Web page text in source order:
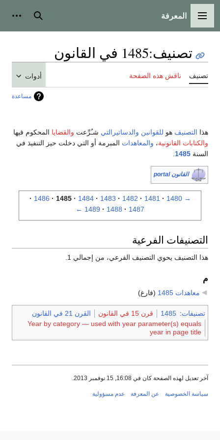
القائمة الرئيسية
المعرفة بحث
تصنيف:1485 في القانون
تصنيف ناقش هذه الصفحة أدوات
مساعدة
هذا التصنيف هو للقوانين والدساتيرالتي شـُرِّعت والقضايا المحكوم فيها
والكتابات القانونية، والمعاهدات المبرمة أو التي دخلت حيز التنفيذ في
السنة 1485
القانون portal
→
1480
1481
1482
1483
1484
1485
1486
1487
1488
1489
←
التصنيفات الفرعية
هذا التصنيف يحوي التصنيف الفرعي، من إجمالي 1.
م
معاهدات 1485 (فارغ)
تصنيفات:
1485 قرن 15 في القانون
القرن 21 في القانون
Year by category — used with year parameter(s) equals
year in page title
آخر تعديل لهذه الصفحة كان في 16:08, 15 نوفمبر 2013.
سياسة الخصوصية عن المعرفة عدم مسؤولية